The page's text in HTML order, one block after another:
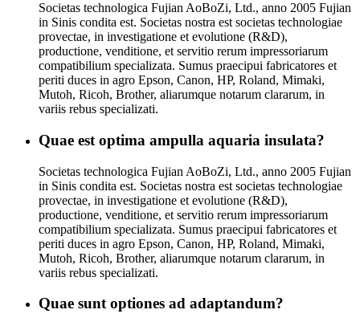
Societas technologica Fujian AoBoZi, Ltd., anno 2005 Fujian
in Sinis condita est. Societas nostra est societas technologiae
provectae, in investigatione et evolutione (R&D),
productione, venditione, et servitio rerum impressoriarum
compatibilium specializata. Sumus praecipui fabricatores et
periti duces in agro Epson, Canon, HP, Roland, Mimaki,
Mutoh, Ricoh, Brother, aliarumque notarum clararum, in
variis rebus specializati.
Quae est optima ampulla aquaria insulata?
Societas technologica Fujian AoBoZi, Ltd., anno 2005 Fujian
in Sinis condita est. Societas nostra est societas technologiae
provectae, in investigatione et evolutione (R&D),
productione, venditione, et servitio rerum impressoriarum
compatibilium specializata. Sumus praecipui fabricatores et
periti duces in agro Epson, Canon, HP, Roland, Mimaki,
Mutoh, Ricoh, Brother, aliarumque notarum clararum, in
variis rebus specializati.
Quae sunt optiones ad adaptandum?